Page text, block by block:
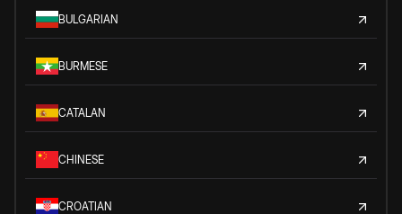
BULGARIAN
BURMESE
CATALAN
CHINESE
CROATIAN